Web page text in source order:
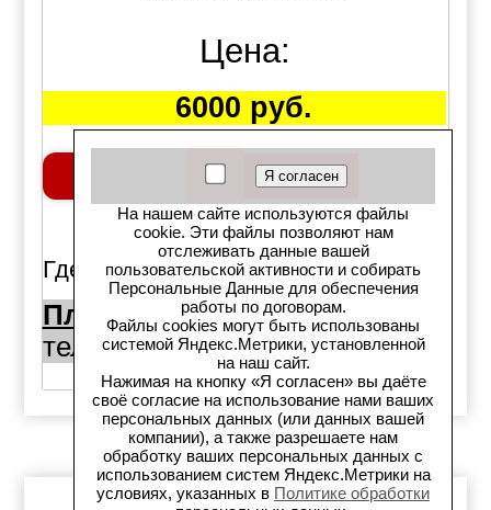
Цена:
6000 руб.
Добавить в корзину
шт.
Где можно купить:
Площадь Райсовета 10а:
1шт.,
тел. (383)344-50-50
На нашем сайте используются файлы
cookie. Эти файлы позволяют нам
отслеживать данные вашей
пользовательской активности и собирать
Персональные Данные для обеспечения
работы по договорам.
Файлы cookies могут быть использованы
системой Яндекс.Метрики, установленной
на наш сайт.
Нажимая на кнопку «Я согласен» вы даёте
своё согласие на использование нами ваших
персональных данных (или данных вашей
компании), а также разрешаете нам
обработку ваших персональных данных с
использованием систем Яндекс.Метрики на
условиях, указанных в Политике обработки